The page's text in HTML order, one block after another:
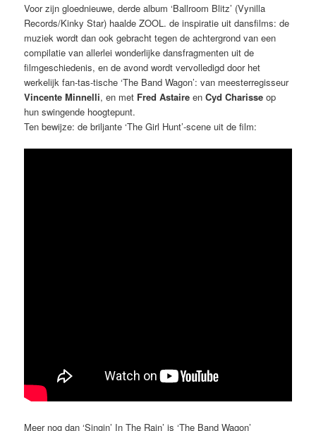
Voor zijn gloednieuwe, derde album ‘Ballroom Blitz’ (Vynilla
Records/Kinky Star) haalde ZOOL. de inspiratie uit dansfilms: de
muziek wordt dan ook gebracht tegen de achtergrond van een
compilatie van allerlei wonderlijke dansfragmenten uit de
filmgeschiedenis, en de avond wordt vervolledigd door het
werkelijk fan-tas-tische ‘The Band Wagon’: van meesterregisseur
Vincente Minnelli, en met Fred Astaire enCyd Charisse op
hun swingende hoogtepunt.
Ten bewijze: de briljante ‘The Girl Hunt’-scene uit de film:
Meer nog dan ‘Singin’ In The Rain’ is ‘The Band Wagon’